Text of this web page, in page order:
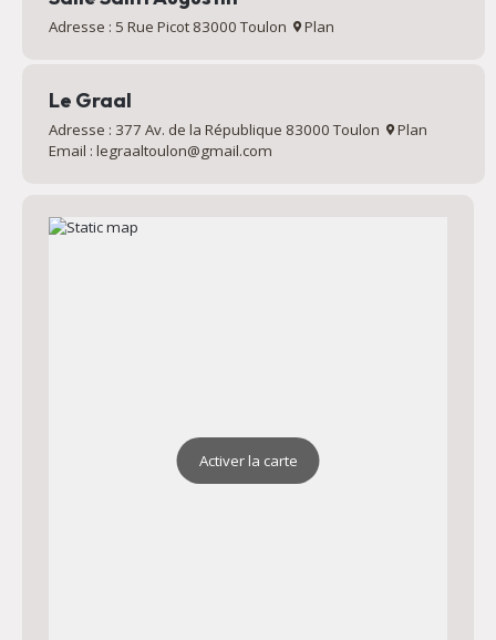
Adresse : 5 Rue Picot 83000 Toulon Plan
Le Graal
Adresse : 377 Av. de la République 83000 Toulon
Plan
Email : legraaltoulon@gmail.com
Activer la carte